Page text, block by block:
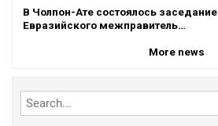
В Чолпон-Ате состоялось заседание
Евразийского межправитель…
More news